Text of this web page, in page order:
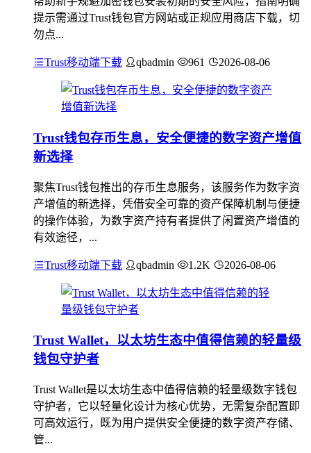
提示需通过Trust钱包官方网站或正规应用商店下载，切
勿点...
Trust移动端下载 qbadmin 961 2026-08-06
Trust钱包存币生息，安全便捷的数字资产增值
新选择
聚焦Trust钱包推出的存币生息服务，该服务作为数字资
产增值的新选择，凭借安全可靠的资产保障机制与便捷
的操作体验，为数字资产持有者提供了闲置资产增值的
有效途径，...
Trust移动端下载 qbadmin 1.2K 2026-08-06
Trust Wallet，以太坊生态中值得信赖的轻量级
钱包守护者
Trust Wallet是以太坊生态中值得信赖的轻量级数字钱包
守护者，它以轻量化设计为核心优势，无需复杂配置即
可高效运行，既为用户提供安全便捷的数字资产存储、
管...